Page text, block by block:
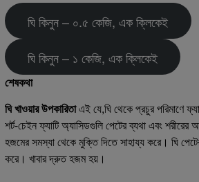
ঘি কিনুন – ০.৫ কেজি, এক ক্লিকেই
ঘি কিনুন – ১ কেজি, এক ক্লিকেই
শেষকথা
ঘি খাওয়ার উপকারিতাএই যে,ঘি থেকে প্রচুর পরিমাণে
শর্ট-চেইন ফ্যাটি অ্যাসিডগুলি পেটের ব্যথা এবং
হজমের সমস্যা থেকে মুক্তি দিতে সাহায্য করে। ঘি
করে। খাবার দ্রুত হজম হয়।